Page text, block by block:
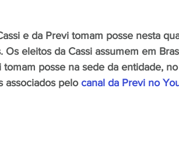
e da Previ tomam posse nesta
eleitos da Cassi assumem em
posse na sede da entidade,
associados pelo canal da Previ no